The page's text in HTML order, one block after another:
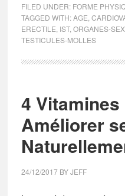
FILED UNDER: FORME
TAGGED WITH:AGE
ERECTILE IST, ORGANES-
TESTICULES-MOLLES
4
Améliorer
24/12/2017BYJEFF